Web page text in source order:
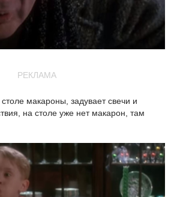
РЕКЛАМА
макароны, задувает свечи и
на столе уже нет макарон, там